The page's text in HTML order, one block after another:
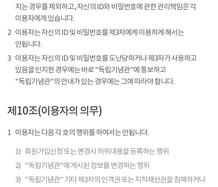
지는 경우를 제외하고, 자신의 ID와 비밀번호에 관한 관리책임은 각
이용자에게 있습니다.
2 이용자는 자신의 ID 및 비밀번호를 제3자에게 이용하게 해서는
안됩니다.
3 이용자는 자신의 ID 및 비밀번호를 도난당하거나 제3자가 사용하고
있음을 인지한 경우에는 바로 "독립기념관"에 통보하고
"독립기념관"의 안내가 있는 경우에는 그에 따라야 합니다.
제10조(이용자의 의무)
1 이용자는 다음 각 호의 행위를 하여서는 안됩니다.
1) 회원가입신청 또는 변경시 허위내용을 등록하는 행위
2) "독립기념관"에 게시된 정보를 변경하는 행위
3) "독립기념관" 기타 제3자의 인격권 또는 지적재산권을 침해하거나